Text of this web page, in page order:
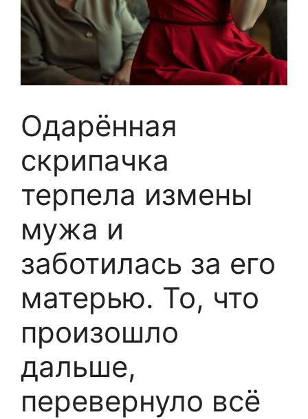
Одарённая
скрипачка
терпела измены
мужа и
заботилась за его
матерью. То, что
произошло
дальше,
перевернуло всё